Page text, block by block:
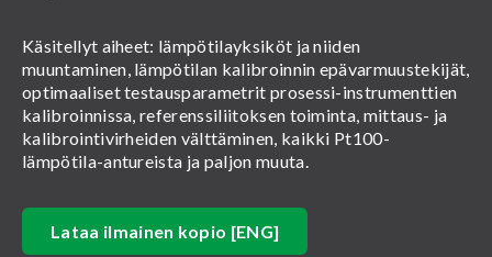
Käsitellyt aiheet: lämpötilayksiköt ja niiden
muuntaminen, lämpötilan kalibroinnin epävarmuustekijät,
optimaaliset testausparametrit prosessi-instrumenttien
kalibroinnissa, referenssiliitoksen toiminta, mittaus- ja
kalibrointivirheiden välttäminen, kaikki Pt100-
lämpötila-antureista ja paljon muuta.
Lataa ilmainen kopio [ENG]